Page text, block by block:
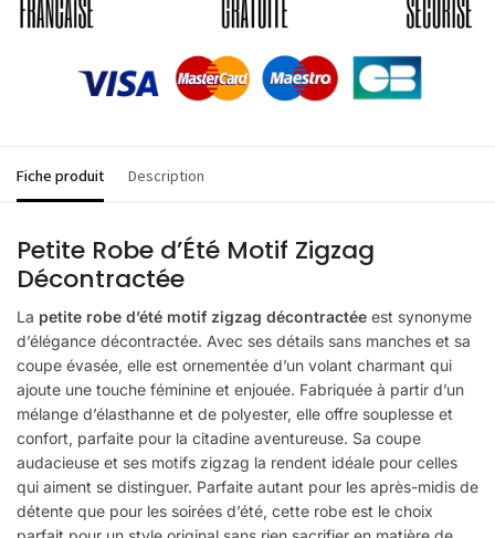
Fiche produit Description
Petite Robe d’Été Motif Zigzag
Décontractée
La petite robe d’été motif zigzag décontractée est synonyme
d’élégance décontractée. Avec ses détails sans manches et sa
coupe évasée, elle est ornementée d’un volant charmant qui
ajoute une touche féminine et enjouée. Fabriquée à partir d’un
mélange d’élasthanne et de polyester, elle offre souplesse et
confort, parfaite pour la citadine aventureuse. Sa coupe
audacieuse et ses motifs zigzag la rendent idéale pour celles
qui aiment se distinguer. Parfaite autant pour les après-midis de
détente que pour les soirées d’été, cette robe est le choix